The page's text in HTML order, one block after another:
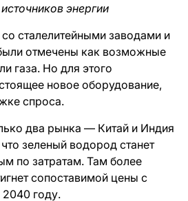
энергии
сталелитейными заводами и
отмечены как возможные
газа. Но для этого
новое оборудование,
спроса.
два рынка — Китай и Индия
зеленый водород станет
по затратам. Там более
сопоставимой цены с
году.